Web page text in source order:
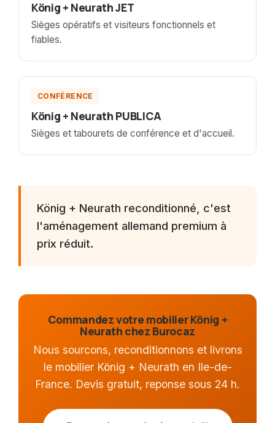
König + Neurath JET
Sièges opératifs et visiteurs fonctionnels et
fiables.
CONFÉRENCE
König + Neurath PUBLICA
Sièges et tabourets de conférence et d'accueil.
König + Neurath reconditionné, c'est
l'aménagement allemand premium à
prix réduit.
Commandez votre mobilier König +
Neurath chez Burocaz
Nous sourcons, reconditionnons et livrons
le mobilier König + Neurath en Ile-de-
France. Devis gratuit, reponse sous 24 h.